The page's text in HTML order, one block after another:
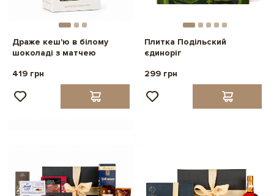
Драже кеш'ю в білому
шоколаді з матчею
419 грн
Плитка Подільский
єдиноріг
299 грн